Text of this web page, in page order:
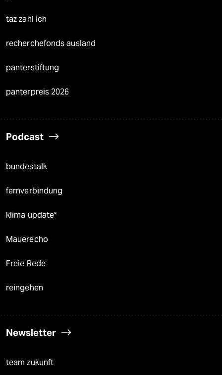
taz zahl ich
recherchefonds ausland
panterstiftung
panterpreis 2026
Podcast
bundestalk
fernverbindung
klima update°
Mauerecho
Freie Rede
reingehen
Newsletter
team zukunft